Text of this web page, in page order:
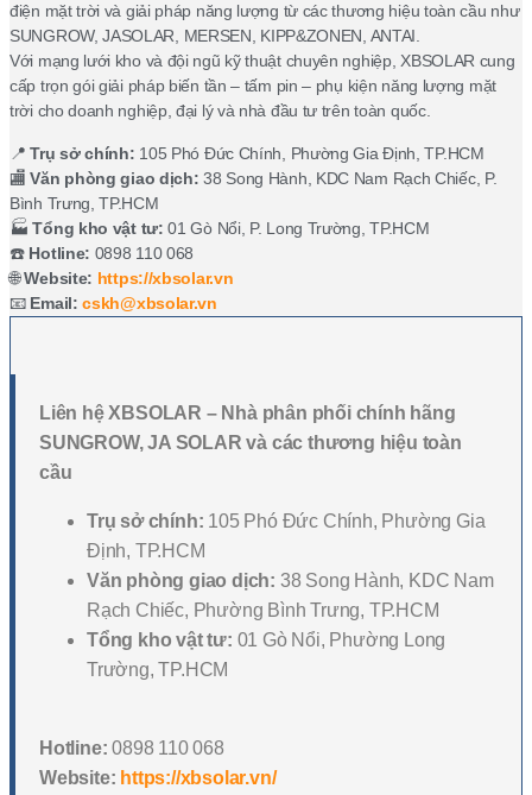
điện mặt trời và giải pháp năng lượng từ các thương hiệu toàn cầu như
SUNGROW, JASOLAR, MERSEN, KIPP&ZONEN, ANTAI.
Với mạng lưới kho và đội ngũ kỹ thuật chuyên nghiệp, XBSOLAR cung
cấp trọn gói giải pháp biến tần – tấm pin – phụ kiện năng lượng mặt
trời cho doanh nghiệp, đại lý và nhà đầu tư trên toàn quốc.
📍Trụ sở chính: 105 Phó Đức Chính, Phường Gia Định, TP.HCM
🏬Văn phòng giao dịch: 38 Song Hành, KDC Nam Rạch Chiếc, P.
Bình Trưng, TP.HCM
🏭Tổng kho vật tư: 01 Gò Nổi, P. Long Trường, TP.HCM
☎️ Hotline: 0898 110 068
🌐Website: https://xbsolar.vn
📧 Email: cskh@xbsolar.vn
Liên hệ XBSOLAR – Nhà phân phối chính hãng
SUNGROW, JA SOLAR và các thương hiệu toàn
cầu
Trụ sở chính: 105 Phó Đức Chính, Phường Gia
Định, TP.HCM
Văn phòng giao dịch: 38 Song Hành, KDC Nam
Rạch Chiếc, Phường Bình Trưng, TP.HCM
Tổng kho vật tư: 01 Gò Nổi, Phường Long
Trường, TP.HCM
Hotline: 0898 110 068
Website: https://xbsolar.vn/